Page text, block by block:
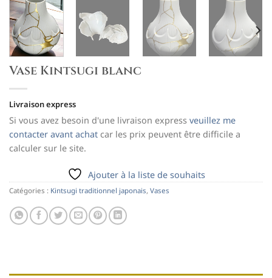
Vase Kintsugi blanc
Livraison express
Si vous avez besoin d'une livraison express veuillez me
contacter avant achat car les prix peuvent être difficile a
calculer sur le site.
Ajouter à la liste de souhaits
Catégories : Kintsugi traditionnel japonais, Vases